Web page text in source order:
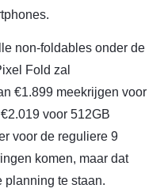
non-foldables onder de
Fold zal
€1.899 meekrijgen voor
voor 512GB
voor de reguliere 9
komen, maar dat
planning te staan.